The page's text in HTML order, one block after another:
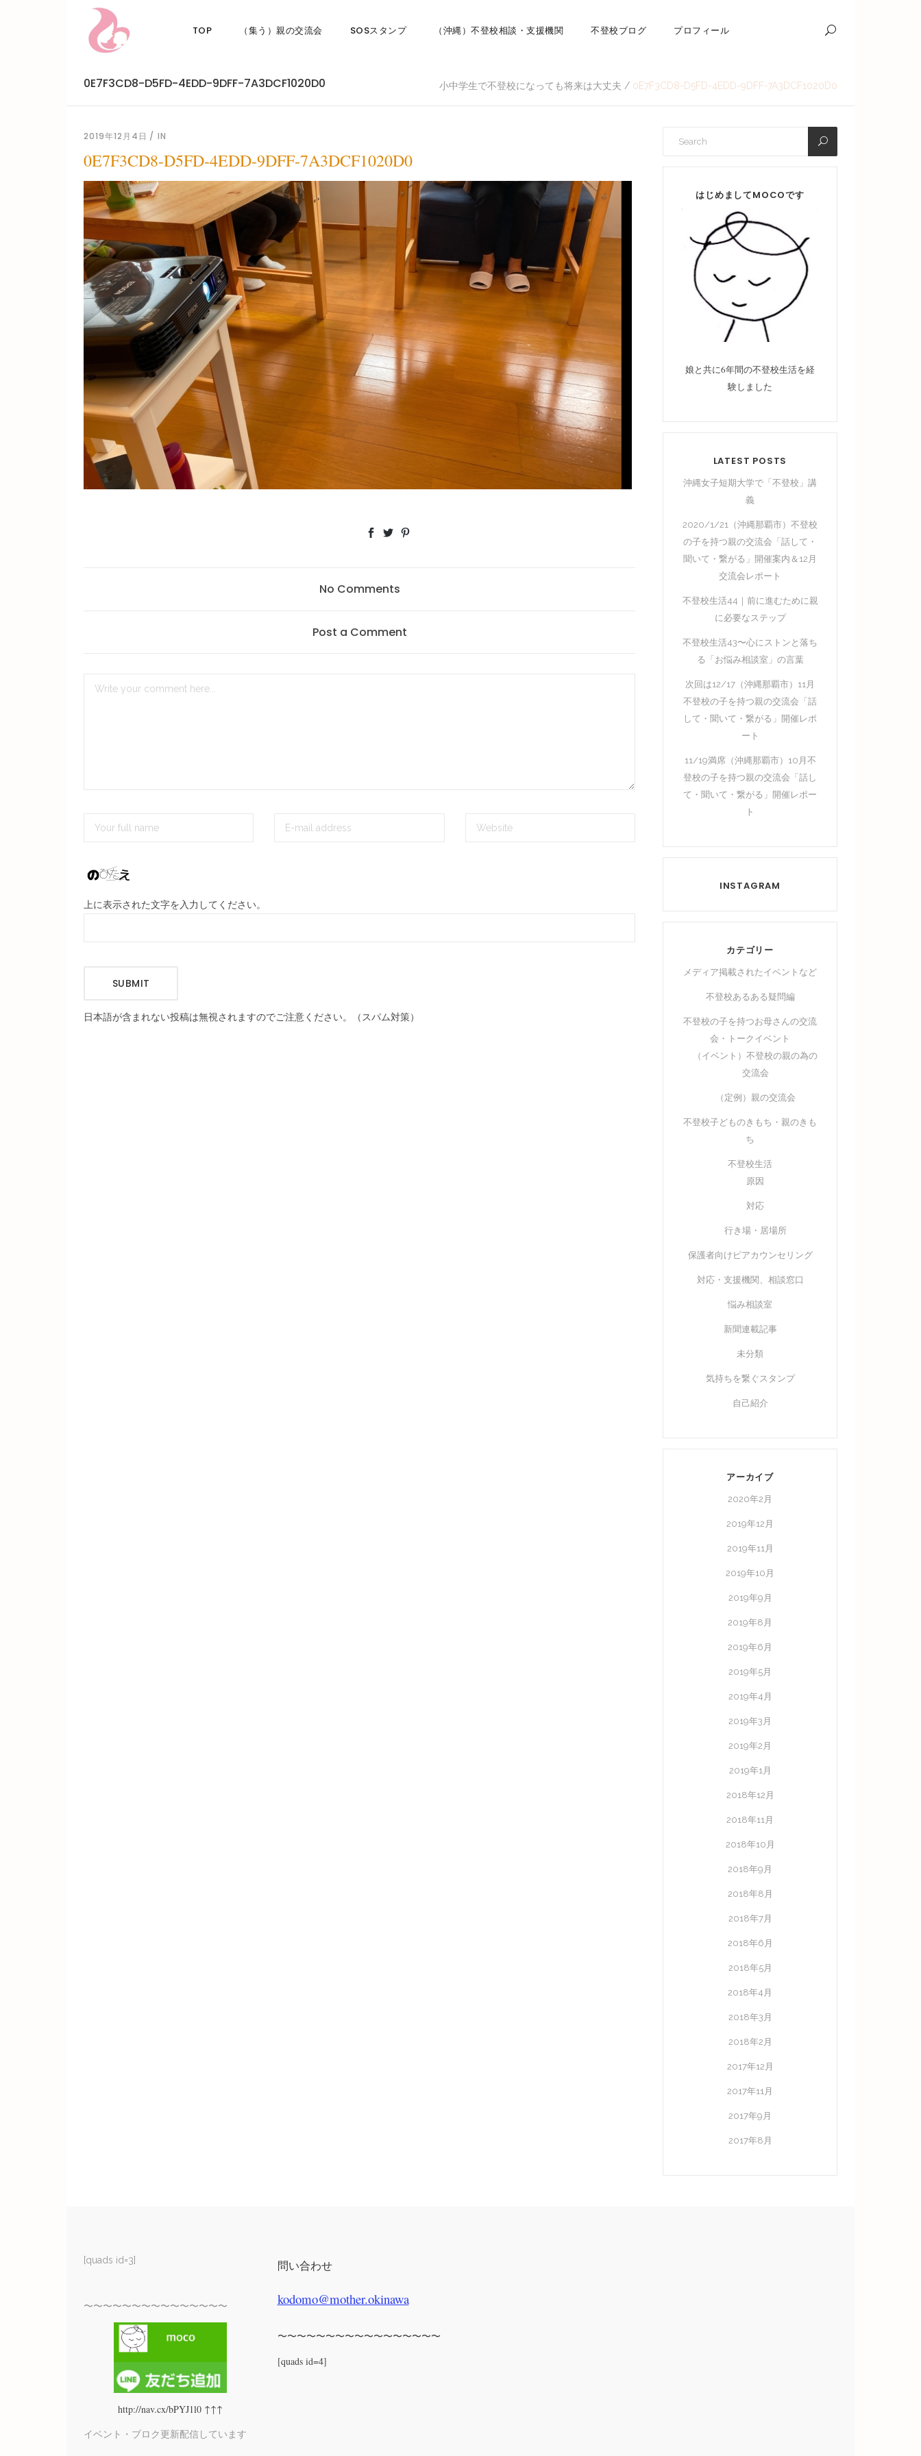
TOP （集う）親の交流会 SOSスタンプ （沖縄）不登校相談・支援機関 不登校ブログ プロフィール
0E7F3CD8-D5FD-4EDD-9DFF-7A3DCF1020D0 小中学生で不登校になっても将来は大丈夫 / 0E7F3CD8-D5FD-4EDD-9DFF-7A3DCF1020D0
2019年12月4日 IN
0E7F3CD8-D5FD-4EDD-9DFF-7A3DCF1020D0
No Comments
Post a Comment
上に表示された文字を入力してください。
SUBMIT
日本語が含まれない投稿は無視されますのでご注意ください。（スパム対策）
はじめましてMOCOです
娘と共に6年間の不登校生活を経
験しました
LATEST POSTS
沖縄女子短期大学で「不登校」講
義
2020/1/21（沖縄那覇市）不登校
の子を持つ親の交流会「話して・
聞いて・繋がる」開催案内＆12月
交流会レポート
不登校生活44｜前に進むために親
に必要なステップ
不登校生活43〜心にストンと落ち
る「お悩み相談室」の言葉
次回は12/17（沖縄那覇市）11月
不登校の子を持つ親の交流会「話
して・聞いて・繋がる」開催レポ
ート
11/19満席（沖縄那覇市）10月不
登校の子を持つ親の交流会「話し
て・聞いて・繋がる」開催レポー
ト
INSTAGRAM
カテゴリー
メディア掲載されたイベントなど
不登校あるある疑問編
不登校の子を持つお母さんの交流
会・トークイベント
（イベント）不登校の親の為の
交流会
（定例）親の交流会
不登校子どものきもち・親のきも
ち
不登校生活
原因
対応
行き場・居場所
保護者向けピアカウンセリング
対応・支援機関、相談窓口
悩み相談室
新聞連載記事
未分類
気持ちを繋ぐスタンプ
自己紹介
アーカイブ
2020年2月
2019年12月
2019年11月
2019年10月
2019年9月
2019年8月
2019年6月
2019年5月
2019年4月
2019年3月
2019年2月
2019年1月
2018年12月
2018年11月
2018年10月
2018年9月
2018年8月
2018年7月
2018年6月
2018年5月
2018年4月
2018年3月
2018年2月
2017年12月
2017年11月
2017年9月
2017年8月
[quads id=3]
〜〜〜〜〜〜〜〜〜〜〜〜〜〜〜
http://nav.cx/bPYJ1l0 ↑↑↑
イベント・ブロク更新配信しています
問い合わせ
kodomo@mother.okinawa
〜〜〜〜〜〜〜〜〜〜〜〜〜〜〜〜〜
[quads id=4]